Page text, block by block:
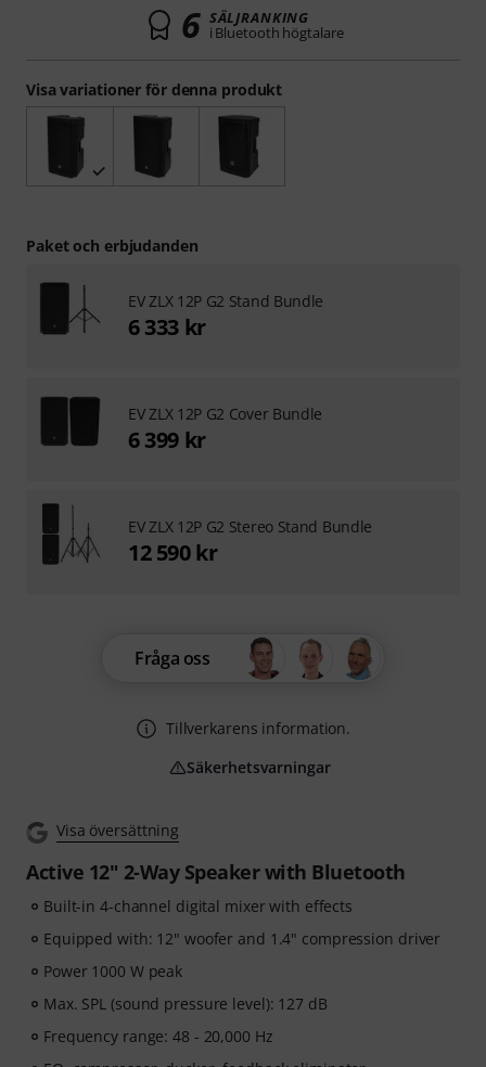
Visa översättning
Active 12" 2-Way Speaker with Bluetooth
Built-in 4-channel digital mixer with effects
Equipped with: 12" woofer and 1.4" compression driver
Power 1000 W peak
Max. SPL (sound pressure level): 127 dB
Frequency range: 48 - 20,000 Hz
Visa variationer för denna produkt
6 SÄLJRANKING
i Bluetooth högtalare
Fråga oss
Tillverkarens information.
Säkerhetsvarningar
Paket och erbjudanden
EV ZLX 12P G2 Stand Bundle
6 333 kr
EV ZLX 12P G2 Cover Bundle
6 399 kr
EV ZLX 12P G2 Stereo Stand Bundle
12 590 kr